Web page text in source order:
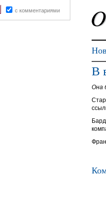
В
Она
с комментариями